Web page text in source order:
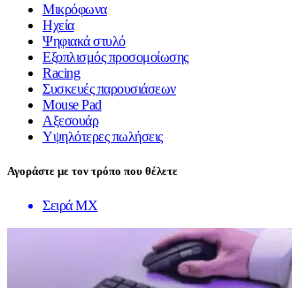
Μικρόφωνα
Ηχεία
Ψηφιακά στυλό
Εξοπλισμός προσομοίωσης
Racing
Συσκευές παρουσιάσεων
Mouse Pad
Αξεσουάρ
Υψηλότερες πωλήσεις
Αγοράστε με τον τρόπο που θέλετε
Σειρά MX